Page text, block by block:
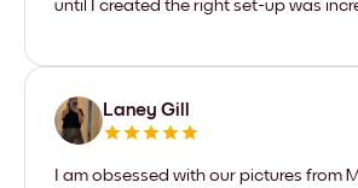
until I created the right set-up was
Laney Gill
I am obsessed with our pictures from